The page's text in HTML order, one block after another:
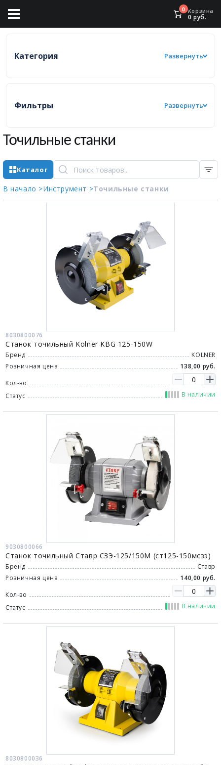
0 Корзина
0 руб.
Категория Развернуть
Фильтры Развернуть
Точильные станки
Каталог
В начало >Инструмент >Точильные станки
8030800076
Станок точильный Kolner KBG 125-150W
Бренд
KOLNER
Розничная цена
138,00 руб.
Кол-во
Статус
В наличии
9030800066
Станок точильный Ставр СЗЭ-125/150М (ст125-150мсзэ)
Бренд
Ставр
Розничная цена
140,00 руб.
Кол-во
Статус
В наличии
8030800036